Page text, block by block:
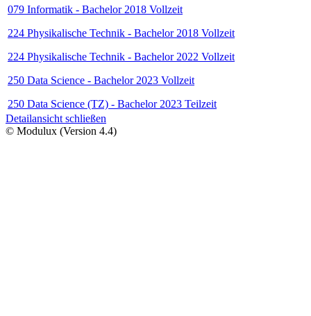
079 Informatik - Bachelor 2018 Vollzeit
224 Physikalische Technik - Bachelor 2018 Vollzeit
224 Physikalische Technik - Bachelor 2022 Vollzeit
250 Data Science - Bachelor 2023 Vollzeit
250 Data Science (TZ) - Bachelor 2023 Teilzeit
Detailansicht schließen
© Modulux (Version 4.4)